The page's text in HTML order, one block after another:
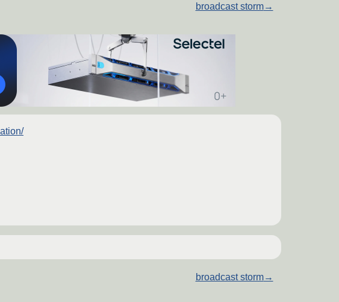
broadcast storm→
broadcast storm→